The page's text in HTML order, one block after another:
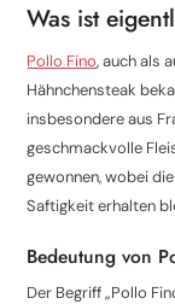
Was ist
Pollo Fino, auch als
Hähnchensteak
insbesondere aus
geschmackvolle
gewonnen, wobei
Saftigkeit erhalten
Bedeutung von
Der Begriff „Pollo